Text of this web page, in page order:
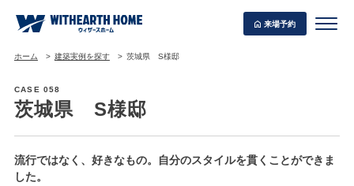
来場予約
WITHEARTH HOME の BEST PLAN
ホーム 建築実例を探す 茨城県 S様邸
CASE 058
茨城県 S様邸
流行ではなく、好きなもの。自分のスタイルを貫くことができま
した。